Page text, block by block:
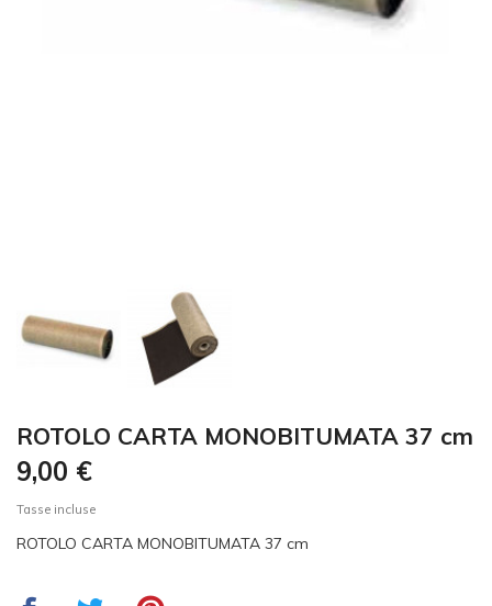
ROTOLO CARTA MONOBITUMATA 37 cm
9,00 €
Tasse incluse
ROTOLO CARTA MONOBITUMATA 37 cm